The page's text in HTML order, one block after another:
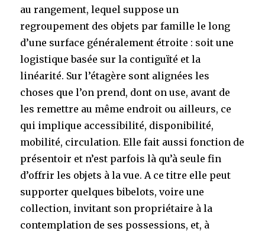
au rangement, lequel suppose un
regroupement des objets par famille le long
d’une surface généralement étroite : soit une
logistique basée sur la contiguïté et la
linéarité. Sur l’étagère sont alignées les
choses que l’on prend, dont on use, avant de
les remettre au même endroit ou ailleurs, ce
qui implique accessibilité, disponibilité,
mobilité, circulation. Elle fait aussi fonction de
présentoir et n’est parfois là qu’à seule fin
d’offrir les objets à la vue. A ce titre elle peut
supporter quelques bibelots, voire une
collection, invitant son propriétaire à la
contemplation de ses possessions, et, à